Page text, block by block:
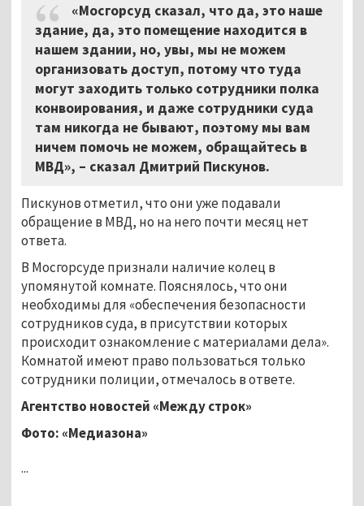
«Мосгорсуд сказал, что да, это наше
здание, да, это помещение находится в
нашем здании, но, увы, мы не можем
организовать доступ, потому что туда
могут заходить только сотрудники полка
конвоирования, и даже сотрудники суда
там никогда не бывают, поэтому мы вам
ничем помочь не можем, обращайтесь в
МВД», – сказал Дмитрий Пискунов.
Пискунов отметил, что они уже подавали
обращение в МВД, но на него почти месяц нет
ответа.
В Мосгорсуде признали наличие колец в
упомянутой комнате. Пояснялось, что они
необходимы для «обеспечения безопасности
сотрудников суда, в присутствии которых
происходит ознакомление с материалами дела».
Комнатой имеют право пользоваться только
сотрудники полиции, отмечалось в ответе.
Агентство новостей «Между строк»
Фото: «Медиазона»
...